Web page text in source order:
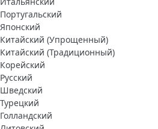
Португальский
Японский
Китайский (Упрощенный)
Китайский (Традиционный)
Корейский
Русский
Шведский
Турецкий
Голландский